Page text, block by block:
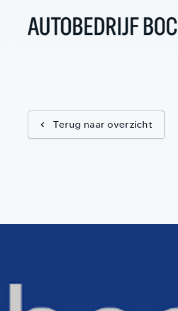
Terug naar overzicht